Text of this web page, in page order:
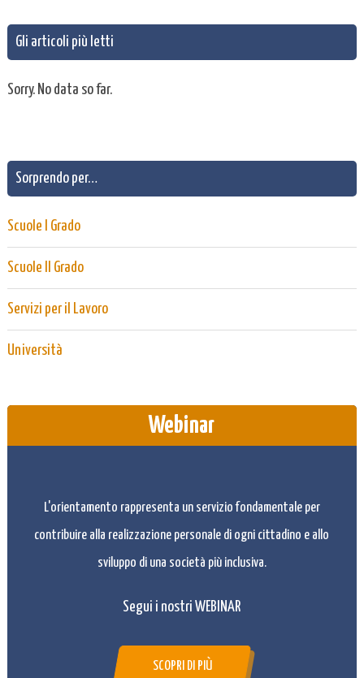
Gli articoli più letti
Sorry. No data so far.
Sorprendo per…
Scuole I Grado
Scuole II Grado
Servizi per il Lavoro
Università
Webinar
L'orientamento rappresenta un servizio fondamentale per
contribuire alla realizzazione personale di ogni cittadino e allo
sviluppo di una società più inclusiva.
Segui i nostri WEBINAR
SCOPRI DI PIÙ